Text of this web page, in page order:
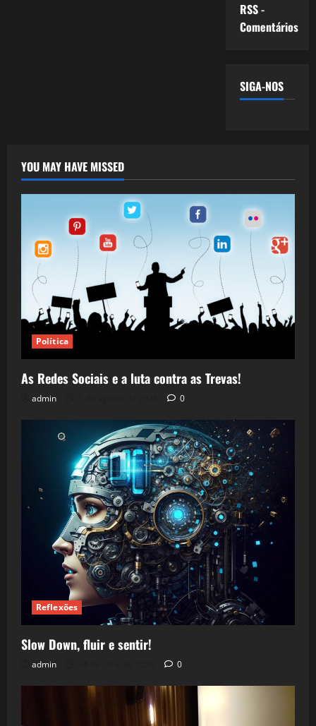
RSS -
Comentários
SIGA-NOS
YOU MAY HAVE MISSED
Política
As Redes Sociais e a luta contra as Trevas!
admin 0
Reflexões
Slow Down, fluir e sentir!
admin 0